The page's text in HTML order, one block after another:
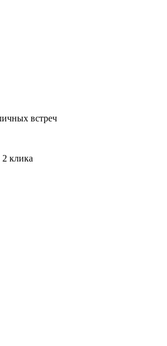
встреч
2 клика